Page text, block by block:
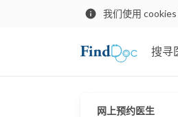
我们使用
搜寻
网上预约医生